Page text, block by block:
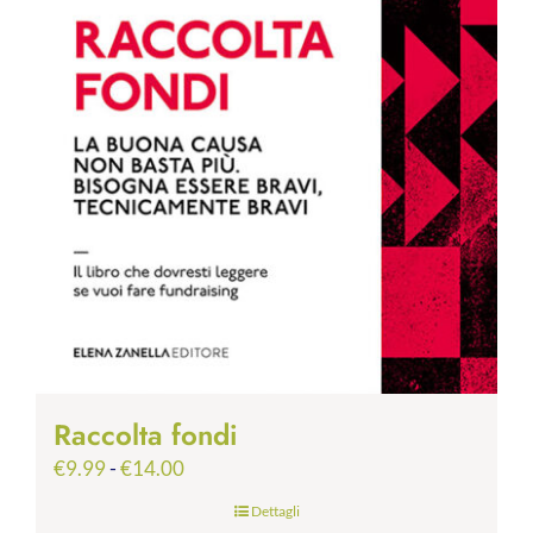
Raccolta fondi
€9.99-€14.00Fascia
prezzo:
Dettagli